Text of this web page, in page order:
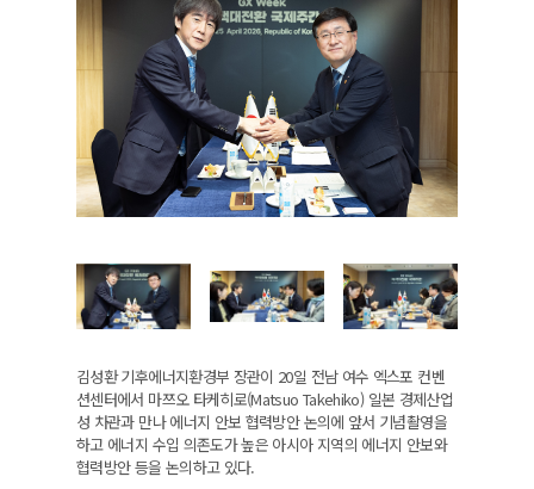
김성환 기후에너지환경부 장관이 20일 전남 여수 엑스포 컨벤
션센터에서 마쯔오 타케히로(Matsuo Takehiko) 일본 경제산업
성 차관과 만나 에너지 안보 협력방안 논의에 앞서 기념촬영을
하고 에너지 수입 의존도가 높은 아시아 지역의 에너지 안보와
협력방안 등을 논의하고 있다.